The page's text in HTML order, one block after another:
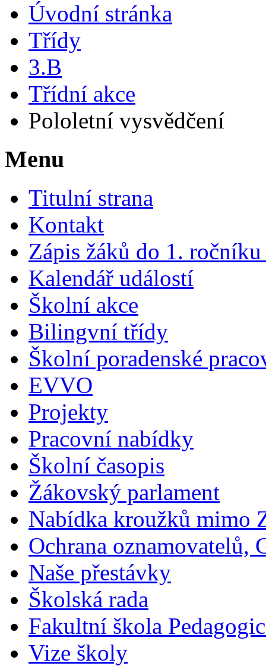
Úvodní stránka
Třídy
3.B
Třídní akce
Pololetní vysvědčení
Menu
Titulní strana
Kontakt
Zápis žáků do 1.
Kalendář událostí
Školní akce
Bilingvní třídy
Školní poradenské
EVVO
Projekty
Pracovní nabídky
Školní časopis
Žákovský parlament
Nabídka kroužků mimo
Ochrana oznamovatelů,
Naše přestávky
Školská rada
Fakultní škola
Vize školy